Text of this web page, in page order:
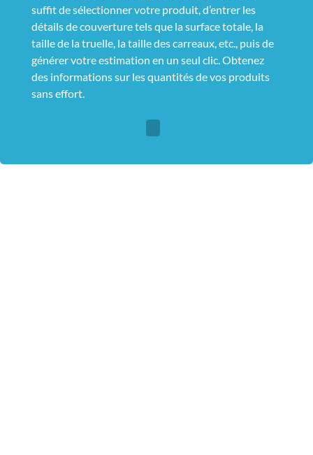
suffit de sélectionner votre produit, d’entrer les
détails de couverture tels que la surface totale, la
taille de la truelle, la taille des carreaux, etc., puis de
générer votre estimation en un seul clic. Obtenez
des informations sur les quantités de vos produits
sans effort.